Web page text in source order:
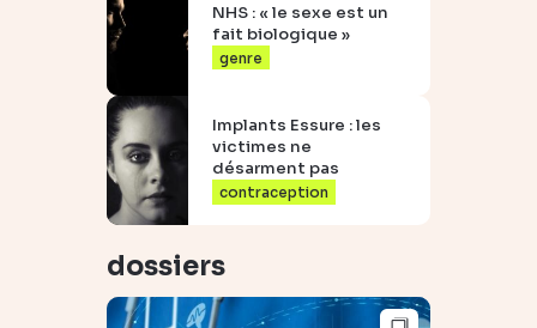
NHS : « le sexe est un
fait biologique »
genre
Implants Essure : les
victimes ne
désarment pas
contraception
dossiers